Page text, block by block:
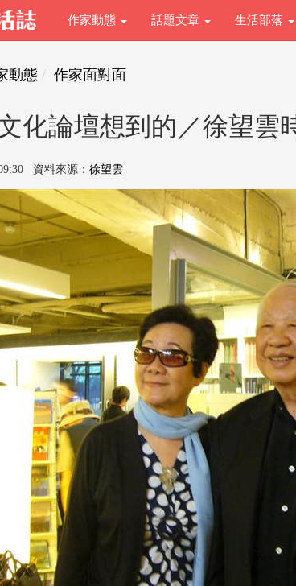
作家動態 話題文章 生活部落
動態 作家面對面
化論壇想到的／徐望雲
資料來源： 徐望雲